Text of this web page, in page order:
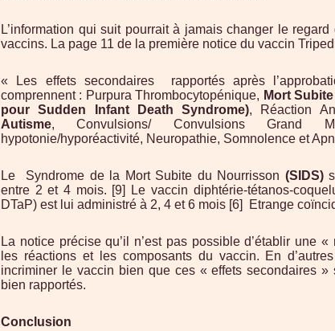
L’information qui suit pourrait à jamais changer le
vaccins. La page 11 de la première notice du vaccin
« Les effets secondaires
rapportés après
comprennent : Purpura Thrombocytopénique, Mort
pour Sudden Infant Death Syndrome), Réaction
Autisme, Convulsions/ Convulsions Grand
hypotonie/hyporéactivité, Neuropathie, Somnolence et
Le Syndrome de la Mort Subite du Nourrisson (SIDS)
entre 2 et 4 mois. [9] Le vaccin diphtérie-tétanos-
DTaP) est lui administré à 2, 4 et 6 mois [6]
Etrange
La notice précise qu’il n’est pas possible d’établir une
les réactions et les composants du vaccin. En
incriminer le vaccin bien que ces « effets secondaires »
bien rapportés.
Conclusion